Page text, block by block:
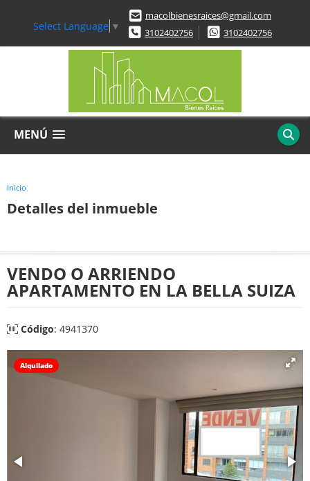
Select Language ▼
macolbienesraices@gmail.com
3102402756
3102402756
MENÚ
Inicio
Detalles del inmueble
VENDO O ARRIENDO
APARTAMENTO EN LA BELLA SUIZA
Código: 4941370
Alquilado